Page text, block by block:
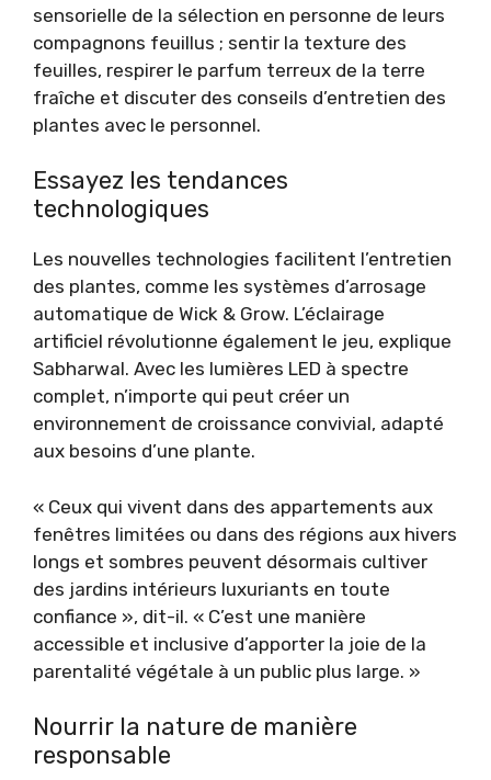
sensorielle de la sélection en personne de leurs
compagnons feuillus ; sentir la texture des
feuilles, respirer le parfum terreux de la terre
fraîche et discuter des conseils d’entretien des
plantes avec le personnel.
Essayez les tendances
technologiques
Les nouvelles technologies facilitent l’entretien
des plantes, comme les systèmes d’arrosage
automatique de Wick & Grow. L’éclairage
artificiel révolutionne également le jeu, explique
Sabharwal. Avec les lumières LED à spectre
complet, n’importe qui peut créer un
environnement de croissance convivial, adapté
aux besoins d’une plante.
« Ceux qui vivent dans des appartements aux
fenêtres limitées ou dans des régions aux hivers
longs et sombres peuvent désormais cultiver
des jardins intérieurs luxuriants en toute
confiance », dit-il. « C’est une manière
accessible et inclusive d’apporter la joie de la
parentalité végétale à un public plus large. »
Nourrir la nature de manière
responsable